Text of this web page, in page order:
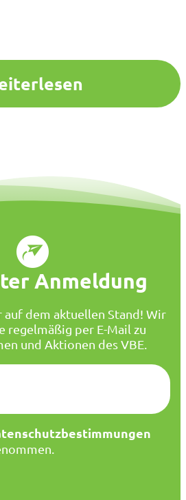
Anmeldung
auf dem aktuellen Stand! Wir
regelmäßig per E-Mail zu
und Aktionen des VBE.